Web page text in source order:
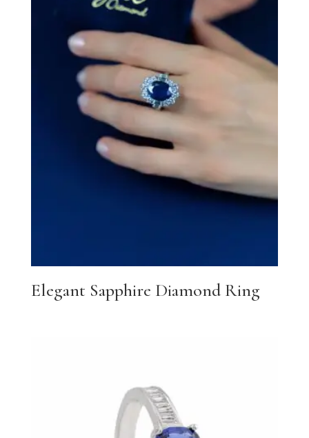
Elegant Sapphire Diamond Ring